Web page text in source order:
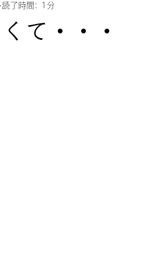
い 蛍情報
て・・・
読了時間: 1分